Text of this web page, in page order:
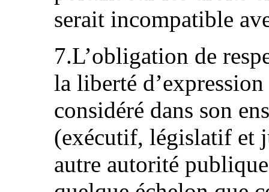
serait incompatible
7.L’obligation de
la liberté
considéré dans son
(exécutif, législatif et
autre autorité